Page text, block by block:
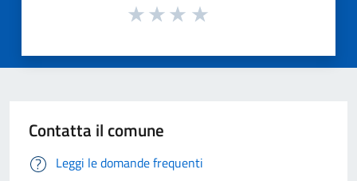
Contatta il comune
Leggi le domande frequenti